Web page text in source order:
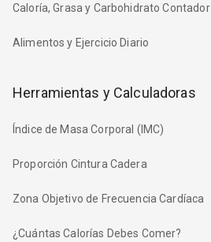
Caloría, Grasa y Carbohidrato Contador
Alimentos y Ejercicio Diario
Herramientas y Calculadoras
Índice de Masa Corporal (IMC)
Proporción Cintura Cadera
Zona Objetivo de Frecuencia Cardíaca
¿Cuántas Calorías Debes Comer?